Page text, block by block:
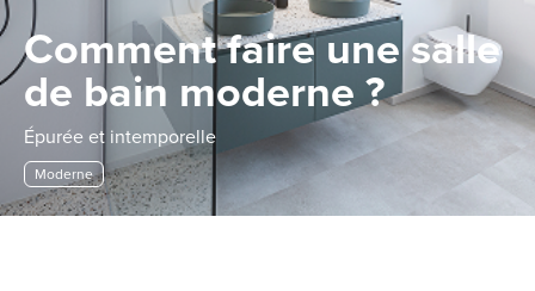
Comment faire une salle
de bain moderne ?
Épurée et intemporelle
Moderne